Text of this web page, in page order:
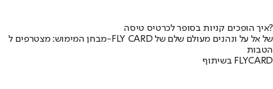
איך הופכים קניות בסופר לכרטיס טיסה?
מבחן המימוש: מצטרפים ל-FLY CARD של אל על ונהנים מעולם שלם של
הטבות
בשיתוף FLYCARD